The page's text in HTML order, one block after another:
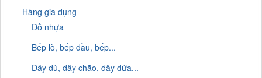
Hàng gia dụng
Đồ nhựa
Bếp lò, bếp dầu, bếp...
Dây dù, dây chão, dây dứa...